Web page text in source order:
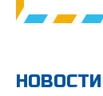
НОВОСТИ